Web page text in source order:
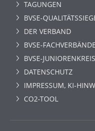
TAGUNGEN
BVSE-
DER VERBAND
BVSE-FACHVERBÄNDE
BVSE-JUNIORENKREIS
DATENSCHUTZ
IMPRESSUM, KI-
CO2-TOOL